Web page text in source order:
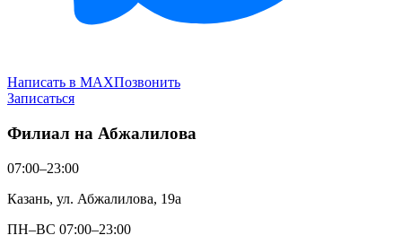
Написать в MAXПозвонить
Записаться
Филиал на Абжалилова
07:00–23:00
Казань, ул. Абжалилова, 19а
ПН–ВС 07:00–23:00